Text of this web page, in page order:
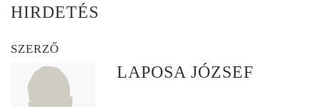
HIRDETÉS
SZERZŐ
LAPOSA JÓZSEF